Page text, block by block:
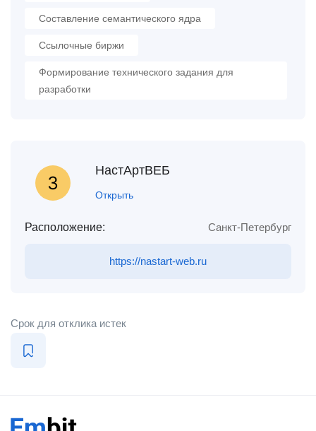
Составление семантического ядра
Ссылочные биржи
Формирование технического задания для
разработки
НастАртВЕБ
Открыть
Расположение: Санкт-Петербург
https://nastart-web.ru
Срок для отклика истек